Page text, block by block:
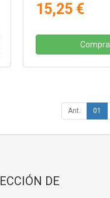
15,25 €
Ant. 01
DE